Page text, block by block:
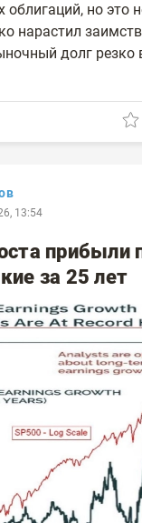
облигаций, но это
нарастил
долг резко
13:54
прибыли
за 25 лет